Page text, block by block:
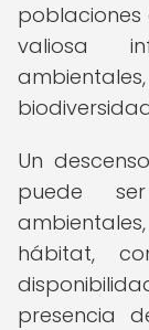
valiosa
Un
puede
hábitat,
presencia